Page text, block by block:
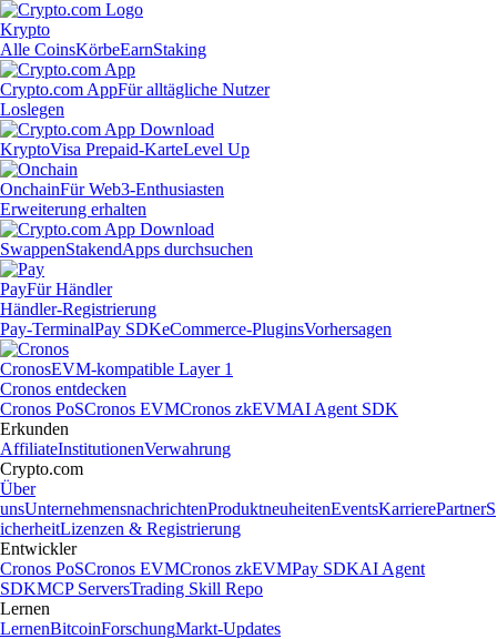
Krypto
Alle CoinsKörbeEarnStaking
Crypto.com AppFür alltägliche Nutzer
Loslegen
KryptoVisa Prepaid-KarteLevel Up
OnchainFür Web3-Enthusiasten
Erweiterung erhalten
SwappenStakendApps durchsuchen
PayFür Händler
Händler-Registrierung
Pay-TerminalPay SDKeCommerce-PluginsVorhersagen
CronosEVM-kompatible Layer 1
Cronos entdecken
Cronos PoSCronos EVMCronos zkEVMAI Agent SDK
Erkunden
AffiliateInstitutionenVerwahrung
Crypto.com
Über
unsUnternehmensnachrichtenProduktneuheitenEventsKarrierePartnerS
icherheitLizenzen & Registrierung
Entwickler
Cronos PoSCronos EVMCronos zkEVMPay SDKAI Agent
SDKMCP ServersTrading Skill Repo
Lernen
LernenBitcoinForschungMarkt-Updates